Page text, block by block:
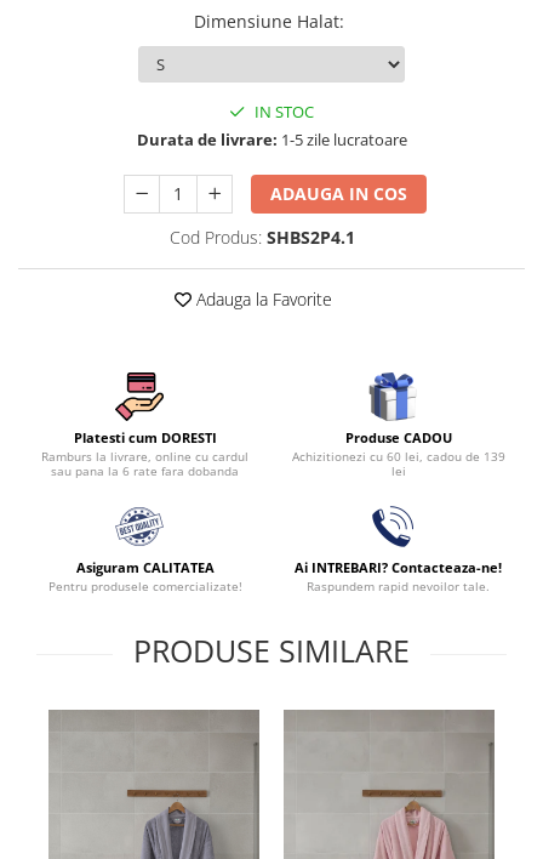
Lenjerii Damasc Egiptean King Size
Lenjerii De Pat, Finet Premium, 1
Lenjerii De Pat Damasc 1 Persoana
Dimensiune Halat:
IN STOC
Durata de livrare: 1-5 zile lucratoare
ADAUGA IN COS
Cod Produs: SHBS2P4.1
Adauga la Favorite
Platesti cum DORESTI
Ramburs la livrare, online cu cardul
sau pana la 6 rate fara dobanda
Produse CADOU
Achizitionezi cu 60 lei, cadou de 139
lei
Asiguram CALITATEA
Pentru produsele comercializate!
Ai INTREBARI? Contacteaza-ne!
Raspundem rapid nevoilor tale.
PRODUSE SIMILARE